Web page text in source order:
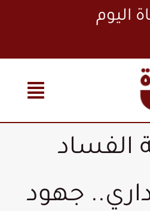
اليوم
الفساد
جهود